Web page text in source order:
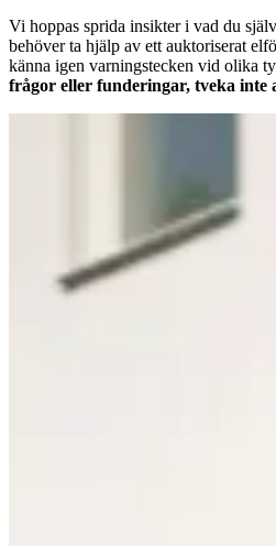
Vi hoppas sprida insikter i vad du
behöver ta hjälp av ett auktoriserat
känna igen varningstecken vid olika
frågor eller funderingar, tveka inte